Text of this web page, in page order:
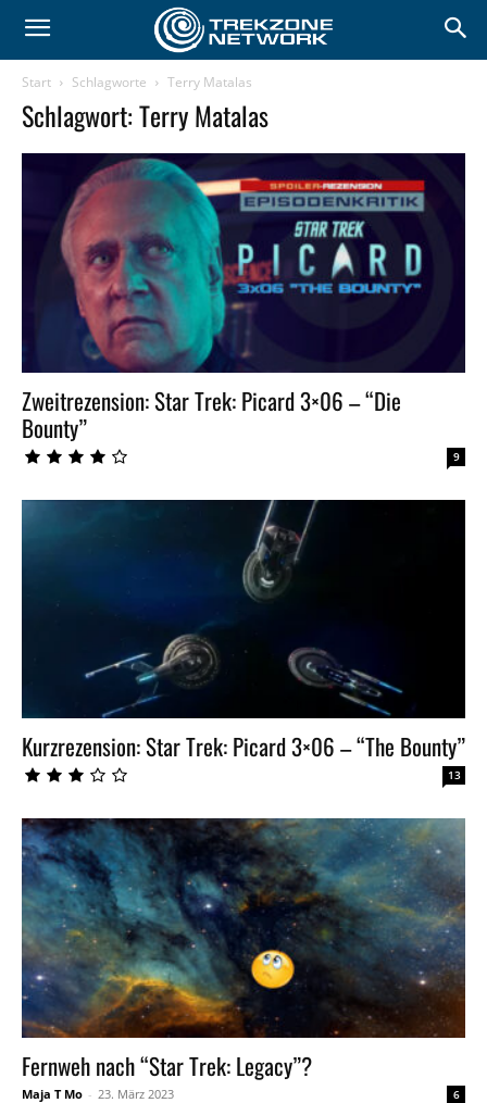
Start Schlagworte Terry Matalas
Schlagwort: Terry Matalas
Zweitrezension: Star Trek: Picard 3×06 – “Die
Bounty”
9
Kurzrezension: Star Trek: Picard 3×06 – “The Bounty”
13
Fernweh nach “Star Trek: Legacy”?
Maja T Mo - 23. März 2023 6